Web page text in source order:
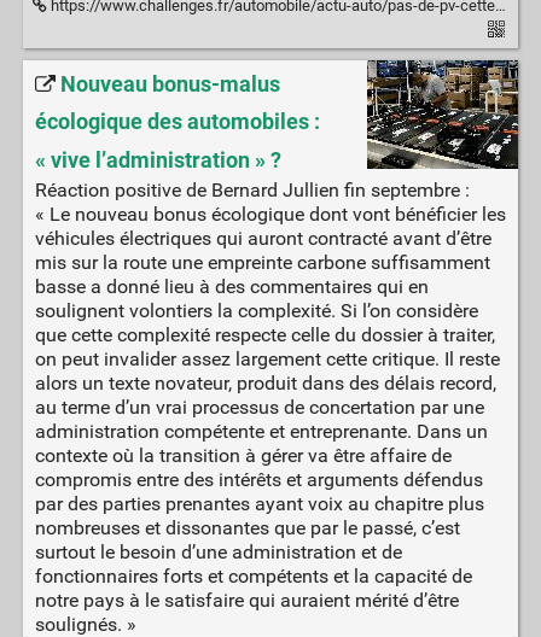
https://www.challenges.fr/automobile/actu-auto/pas-de-pv-cette-annee-mais-gare-au-piege-du-pneu-hiver_872374
Nouveau bonus-malus
écologique des automobiles :
« vive l’administration » ?
Réaction positive de Bernard Jullien fin septembre :
« Le nouveau bonus écologique dont vont bénéficier les
véhicules électriques qui auront contracté avant d’être
mis sur la route une empreinte carbone suffisamment
basse a donné lieu à des commentaires qui en
soulignent volontiers la complexité. Si l’on considère
que cette complexité respecte celle du dossier à traiter,
on peut invalider assez largement cette critique. Il reste
alors un texte novateur, produit dans des délais record,
au terme d’un vrai processus de concertation par une
administration compétente et entreprenante. Dans un
contexte où la transition à gérer va être affaire de
compromis entre des intérêts et arguments défendus
par des parties prenantes ayant voix au chapitre plus
nombreuses et dissonantes que par le passé, c’est
surtout le besoin d’une administration et de
fonctionnaires forts et compétents et la capacité de
notre pays à le satisfaire qui auraient mérité d’être
soulignés. »